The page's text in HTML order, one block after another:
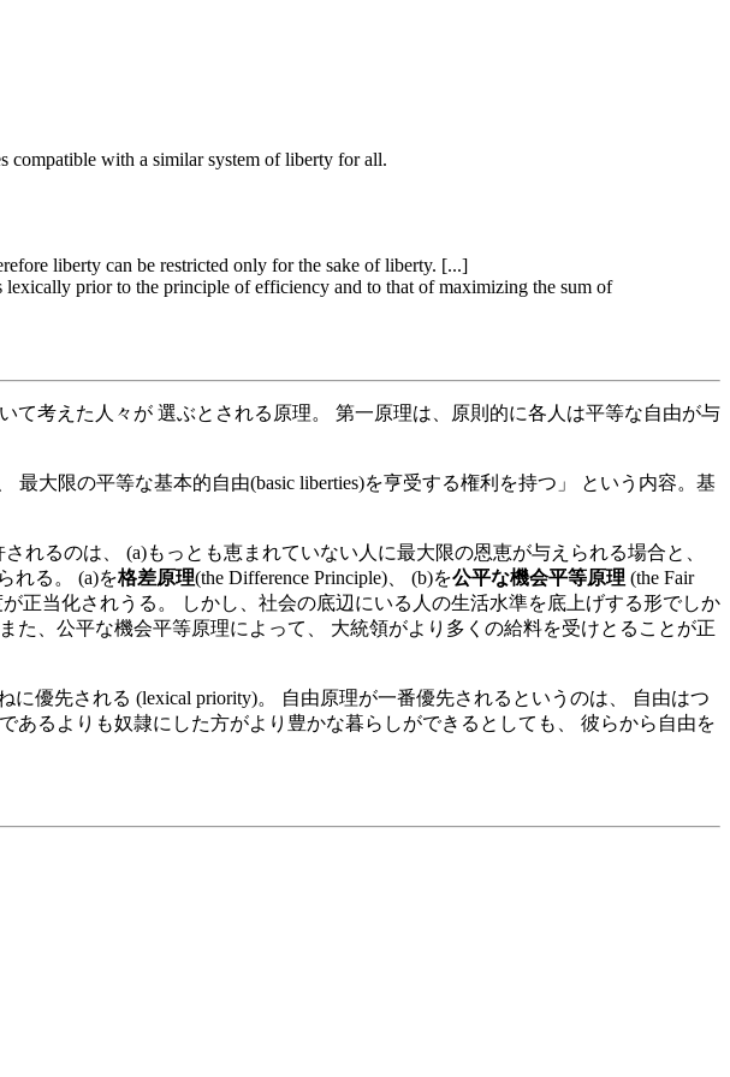
compatible with a similar system of liberty for all.
liberty can be restricted only for the sake of liberty. [...]
prior to the principle of efficiency and to that of maximizing the sum of
考えた人々が 選ぶとされる原理。 第一原理は、原則的に各人は平等な自由が与
大限の平等な基本的自由(basic liberties)を亨受する権利を持つ」 という内容。基
るのは、 (a)もっとも恵まれていない人に最大限の恩恵が与えられる場合と、
れる。 (a)を格差原理(the Difference Principle)、 (b)を公平な機会平等原理 (the Fair
正当化されうる。 しかし、社会の底辺にいる人の生活水準を底上げする形でしか
、公平な機会平等原理によって、 大統領がより多くの給料を受けとることが正
優先される (lexical priority)。 自由原理が一番優先されるというのは、 自由はつ
るよりも奴隷にした方がより豊かな暮らしができるとしても、 彼らから自由を